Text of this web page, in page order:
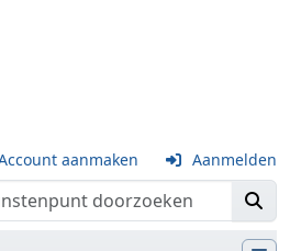
aanmaken Aanmelden